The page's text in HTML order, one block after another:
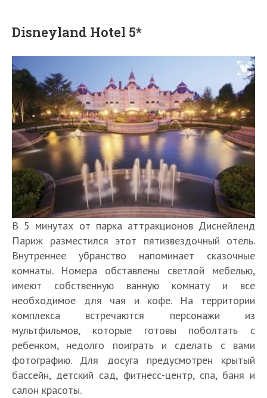
Disneyland Hotel 5*
В 5 минутах от парка аттракционов Диснейленд
Париж разместился этот пятизвездочный отель.
Внутреннее убранство напоминает сказочные
комнаты. Номера обставлены светлой мебелью,
имеют собственную ванную комнату и все
необходимое для чая и кофе. На территории
комплекса встречаются персонажи из
мультфильмов, которые готовы поболтать с
ребенком, недолго поиграть и сделать с вами
фотографию. Для досуга предусмотрен крытый
бассейн, детский сад, фитнесс-центр, спа, баня и
салон красоты.